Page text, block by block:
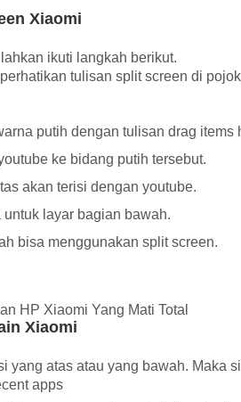
Xiaomi
ikuti langkah berikut.
tulisan split screen di
putih dengan tulisan drag items
ke bidang putih tersebut.
akan terisi dengan youtube.
layar bagian bawah.
bisa menggunakan split screen.
HP Xiaomi Yang Mati Total
Xiaomi
yang atas atau yang bawah. Maka
apps